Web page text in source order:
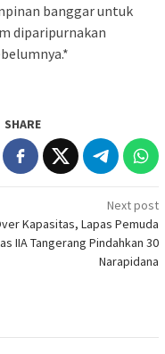
banggar untuk
diparipurnakan
SHARE
Next post
Kapasitas, Lapas Pemuda
IIA Tangerang Pindahkan 30
Narapidana